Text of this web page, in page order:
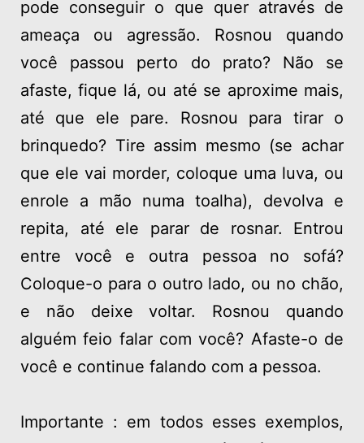
pode conseguir o que quer através de
ameaça ou agressão. Rosnou quando
você passou perto do prato? Não se
afaste, fique lá, ou até se aproxime mais,
até que ele pare. Rosnou para tirar o
brinquedo? Tire assim mesmo (se achar
que ele vai morder, coloque uma luva, ou
enrole a mão numa toalha), devolva e
repita, até ele parar de rosnar. Entrou
entre você e outra pessoa no sofá?
Coloque-o para o outro lado, ou no chão,
e não deixe voltar. Rosnou quando
alguém feio falar com você? Afaste-o de
você e continue falando com a pessoa.
Importante : em todos esses exemplos,